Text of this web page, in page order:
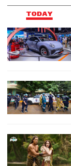
TODAY